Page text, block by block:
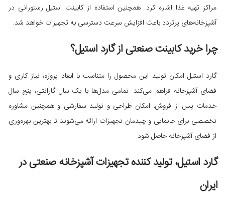
مراکز تهیه غذا اشاره کرد. همچنین استفاده از کابینت استیل رستورانی در
آشپزخانه‌های پرتردد باعث افزایش سرعت دسترسی به تجهیزات خواهد شد.
چرا خرید کابینت صنعتی از گارد استیل؟
گارد استیل امکان تولید این محصول را متناسب با ابعاد پروژه، نیاز کاری و
فضای آشپزخانه فراهم می‌کند. تمامی مدل‌ها با یک سال گارانتی، پنج سال
خدمات پس از فروش، امکان طراحی و تولید سفارشی و همچنین مشاوره
تخصصی برای جانمایی و چیدمان تجهیزات ارائه می‌شوند تا بهترین بهره‌وری
از فضای آشپزخانه حاصل شود.
گارد استیل، تولید کننده تجهیزات آشپزخانه صنعتی در
ایران